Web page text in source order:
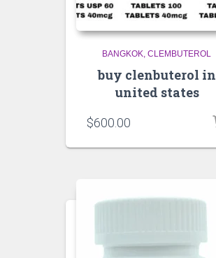
BANGKOK CLEMBUTEROL
buy clenbuterol in
united states
$600.00